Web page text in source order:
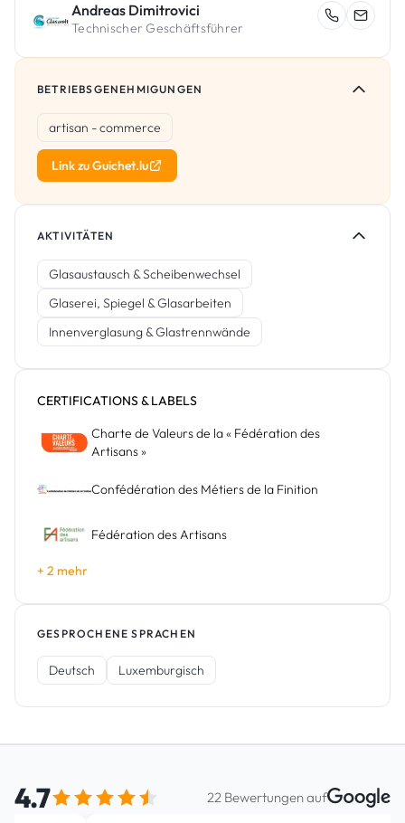
Andreas Dimitrovici
Technischer Geschäftsführer
BETRIEBSGENEHMIGUNGEN
artisan - commerce
Link zu Guichet.lu
AKTIVITÄTEN
Glasaustausch & Scheibenwechsel
Glaserei, Spiegel & Glasarbeiten
Innenverglasung & Glastrennwände
CERTIFICATIONS & LABELS
Charte de Valeurs de la « Fédération des
Artisans »
Confédération des Métiers de la Finition
Fédération des Artisans
+ 2 mehr
GESPROCHENE SPRACHEN
Deutsch Luxemburgisch
Google-Bewertungen
4.7 22 Bewertungen auf